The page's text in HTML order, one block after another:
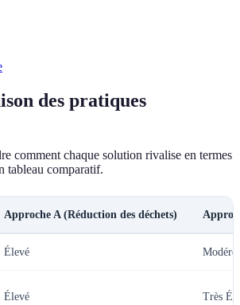
des pratiques
comment chaque solution rivalise en termes
tableau comparatif.
Approche A (Réduction des déchets)
Élevé Modéré
Élevé Très